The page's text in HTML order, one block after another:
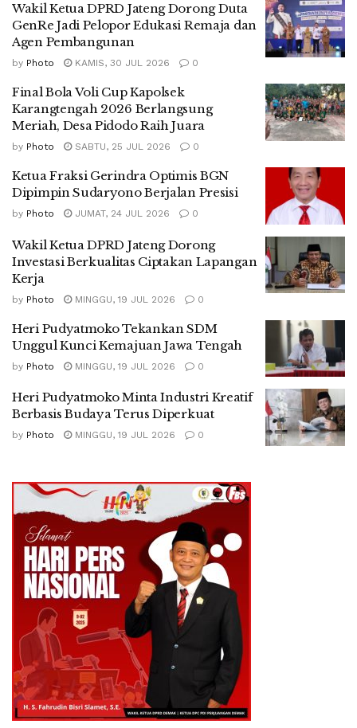
Wakil Ketua DPRD Jateng Dorong Duta
GenRe Jadi Pelopor Edukasi Remaja dan
Agen Pembangunan
by Photo KAMIS, 30 JUL 2026 0
Final Bola Voli Cup Kapolsek
Karangtengah 2026 Berlangsung
Meriah, Desa Pidodo Raih Juara
by Photo SABTU, 25 JUL 2026 0
Ketua Fraksi Gerindra Optimis BGN
Dipimpin Sudaryono Berjalan Presisi
by Photo JUMAT, 24 JUL 2026 0
Wakil Ketua DPRD Jateng Dorong
Investasi Berkualitas Ciptakan Lapangan
Kerja
by Photo MINGGU, 19 JUL 2026 0
Heri Pudyatmoko Tekankan SDM
Unggul Kunci Kemajuan Jawa Tengah
by Photo MINGGU, 19 JUL 2026 0
Heri Pudyatmoko Minta Industri Kreatif
Berbasis Budaya Terus Diperkuat
by Photo MINGGU, 19 JUL 2026 0